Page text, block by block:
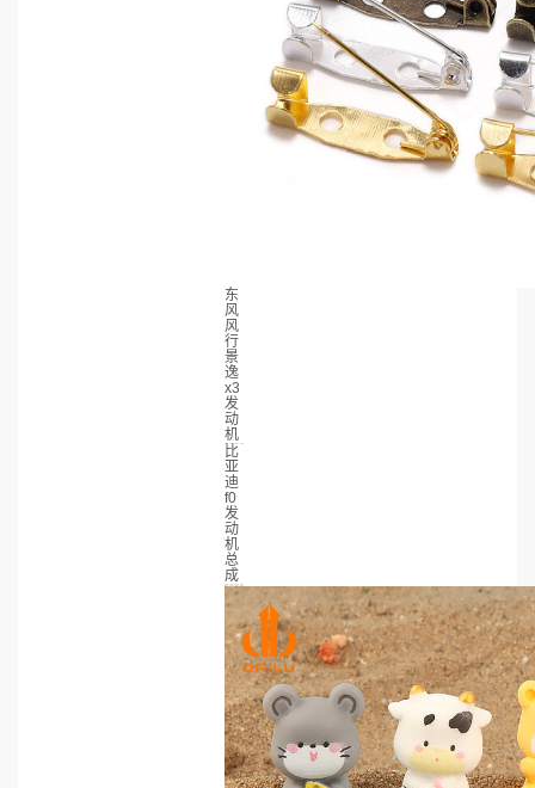
东
风
风
行
景
逸
x3
发
动
机
比
亚
迪
f0
发
动
机
总
成